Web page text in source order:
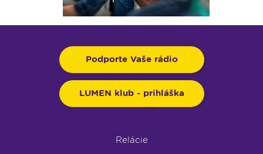
Podporte Vaše rádio
LUMEN klub - prihláška
Relácie